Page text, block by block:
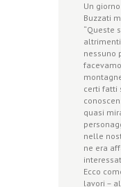
Un
Buzzati
“Queste
nessuno
certi fatti
quasi
nelle
ne era
Ecco
lavori –